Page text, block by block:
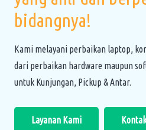
bidangnya!
Kami melayani perbaikan laptop,
dari perbaikan hardware maupun
untuk Kunjungan, Pickup & Antar.
Layanan Kami Kontak